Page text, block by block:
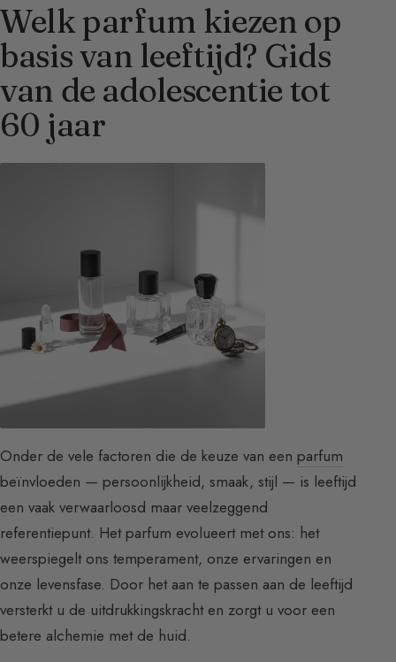
Welk parfum kiezen op
basis van leeftijd? Gids
van de adolescentie tot
60 jaar
Onder de vele factoren die de keuze van een parfum
beïnvloeden — persoonlijkheid, smaak, stijl — is leeftijd
een vaak verwaarloosd maar veelzeggend
referentiepunt. Het parfum evolueert met ons: het
weerspiegelt ons temperament, onze ervaringen en
onze levensfase. Door het aan te passen aan de leeftijd
versterkt u de uitdrukkingskracht en zorgt u voor een
betere alchemie met de huid.